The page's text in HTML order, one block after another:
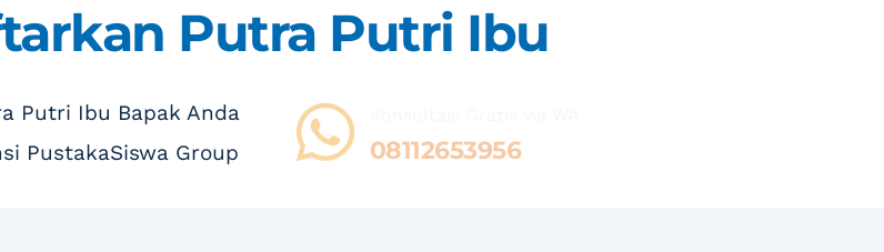
Putra Putri Ibu
Putri Ibu Bapak Anda
PustakaSiswa Group
08112653956